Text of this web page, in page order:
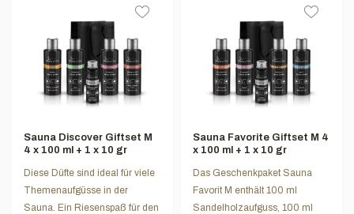
Sauna Discover Giftset M
4 x 100 ml + 1 x 10 gr
Diese Düfte sind ideal für viele
Themenaufgüsse in der
Sauna. Ein Riesenspaß für den
Sauna Favorite Giftset M 4
x 100 ml + 1 x 10 gr
Das Geschenkpaket Sauna
Favorit M enthält 100 ml
Sandelholzaufguss, 100 ml